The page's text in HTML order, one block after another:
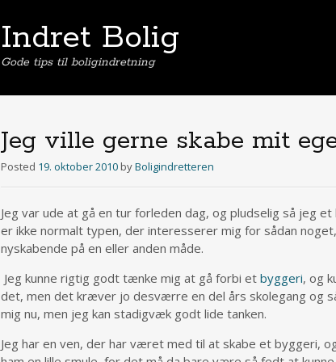
Indret Bolig
Gode tips til boligindretning
Jeg ville gerne skabe mit
Posted 19. oktober 2010 byBoligindretteren
Jeg var ude at gå en tur forleden dag, og pludselig så jeg
er ikke normalt typen, der interesserer mig for sådan
nyskabende på en eller anden måde.
Jeg kunne rigtig godt tænke mig at gå forbi et byggeri, og
det, men det kræver jo desværre en del års skolegang og
mig nu, men jeg kan stadigvæk godt lide tanken.
Jeg har en ven, der har været med til at skabe et byggeri,